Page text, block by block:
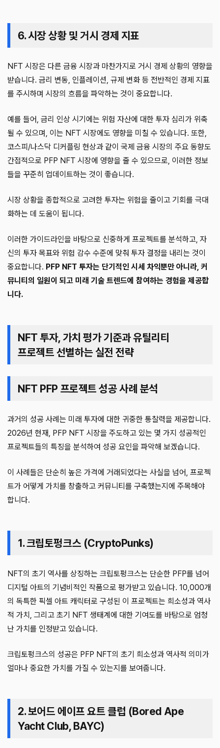
6. 시장 상황 및 거시 경제 지표
NFT 시장은 다른 금융 시장과 마찬가지로 거시 경제 상황의 영향을
받습니다. 금리 변동, 인플레이션, 규제 변화 등 전반적인 경제 지표
를 주시하며 시장의 흐름을 파악하는 것이 중요합니다.
예를 들어, 금리 인상 시기에는 위험 자산에 대한 투자 심리가 위축
될 수 있으며, 이는 NFT 시장에도 영향을 미칠 수 있습니다. 또한,
코스피/나스닥 디커플링 현상과 같이 국제 금융 시장의 주요 동향도
간접적으로 PFP NFT 시장에 영향을 줄 수 있으므로, 이러한 정보
들을 꾸준히 업데이트하는 것이 좋습니다.
시장 상황을 종합적으로 고려한 투자는 위험을 줄이고 기회를 극대
화하는 데 도움이 됩니다.
이러한 가이드라인을 바탕으로 신중하게 프로젝트를 분석하고, 자
신의 투자 목표와 위험 감수 수준에 맞춰 투자 결정을 내리는 것이
중요합니다. PFP NFT 투자는 단기적인 시세 차익뿐만 아니라, 커
뮤니티의 일원이 되고 미래 기술 트렌드에 참여하는 경험을 제공합
니다.
NFT 투자, 가치 평가 기준과 유틸리티
프로젝트 선별하는 실전 전략
NFT PFP 프로젝트 성공 사례 분석
과거의 성공 사례는 미래 투자에 대한 귀중한 통찰력을 제공합니다.
2026년 현재, PFP NFT 시장을 주도하고 있는 몇 가지 성공적인
프로젝트들의 특징을 분석하여 성공 요인을 파악해 보겠습니다.
이 사례들은 단순히 높은 가격에 거래되었다는 사실을 넘어, 프로젝
트가 어떻게 가치를 창출하고 커뮤니티를 구축했는지에 주목해야
합니다.
1. 크립토펑크스 (CryptoPunks)
NFT의 초기 역사를 상징하는 크립토펑크스는 단순한 PFP를 넘어
디지털 아트의 기념비적인 작품으로 평가받고 있습니다. 10,000개
의 독특한 픽셀 아트 캐릭터로 구성된 이 프로젝트는 희소성과 역사
적 가치, 그리고 초기 NFT 생태계에 대한 기여도를 바탕으로 엄청
난 가치를 인정받고 있습니다.
크립토펑크스의 성공은 PFP NFT의 초기 희소성과 역사적 의미가
얼마나 중요한 가치를 가질 수 있는지를 보여줍니다.
2. 보어드 에이프 요트 클럽 (Bored Ape
Yacht Club, BAYC)